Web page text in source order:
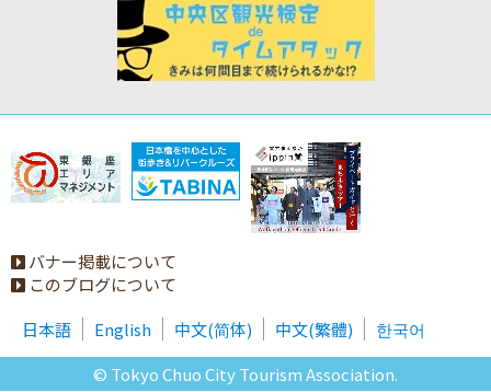
バナー掲載について
このブログについて
日本語
English 中文(简体) 中文(繁體)
한국어
© Tokyo Chuo City Tourism Association.